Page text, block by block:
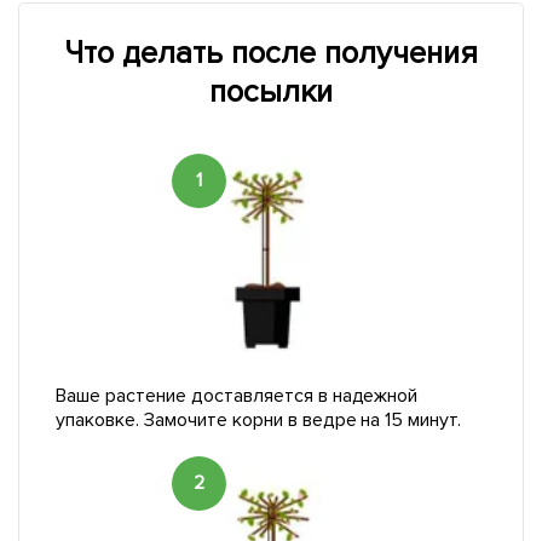
Что делать после получения
посылки
1
Ваше растение доставляется в надежной
упаковке. Замочите корни в ведре на 15 минут.
2